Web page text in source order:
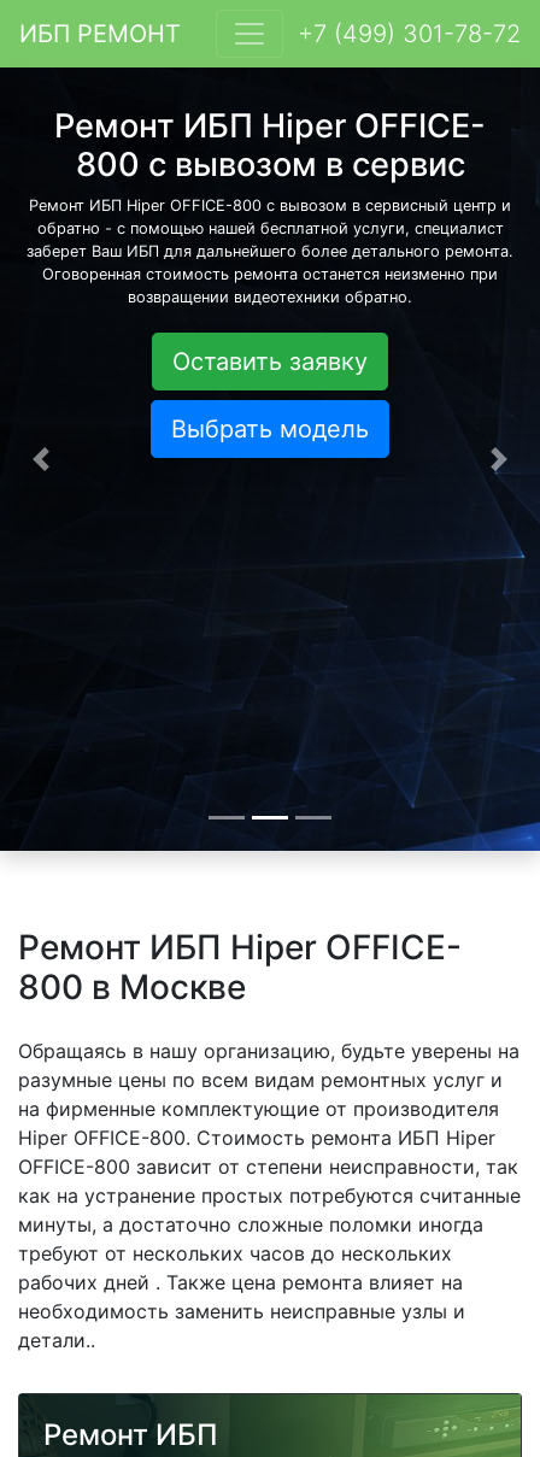
ИБП РЕМОНТ +7 (499) 301-78-72
Ремонт ИБП Hiper OFFICE-
800 с вывозом в сервис
Ремонт ИБП Hiper OFFICE-800 с вывозом в сервисный центр и
обратно - с помощью нашей бесплатной услуги, специалист
заберет Ваш ИБП для дальнейшего более детального ремонта.
Оговоренная стоимость ремонта останется неизменно при
возвращении видеотехники обратно.
Оставить заявку
Выбрать модель
Предыдущая
Ремонт ИБП Hiper OFFICE-
800 в Москве
Обращаясь в нашу организацию, будьте уверены на
разумные цены по всем видам ремонтных услуг и
на фирменные комплектующие от производителя
Hiper OFFICE-800. Стоимость ремонта ИБП Hiper
OFFICE-800 зависит от степени неисправности, так
как на устранение простых потребуются считанные
минуты, а достаточно сложные поломки иногда
требуют от нескольких часов до нескольких
рабочих дней . Также цена ремонта влияет на
необходимость заменить неисправные узлы и
детали..
Ремонт ИБП